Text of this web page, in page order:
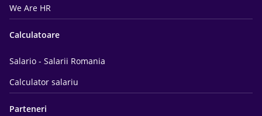
We Are HR
Calculatoare
Salario - Salarii Romania
Calculator salariu
Parteneri